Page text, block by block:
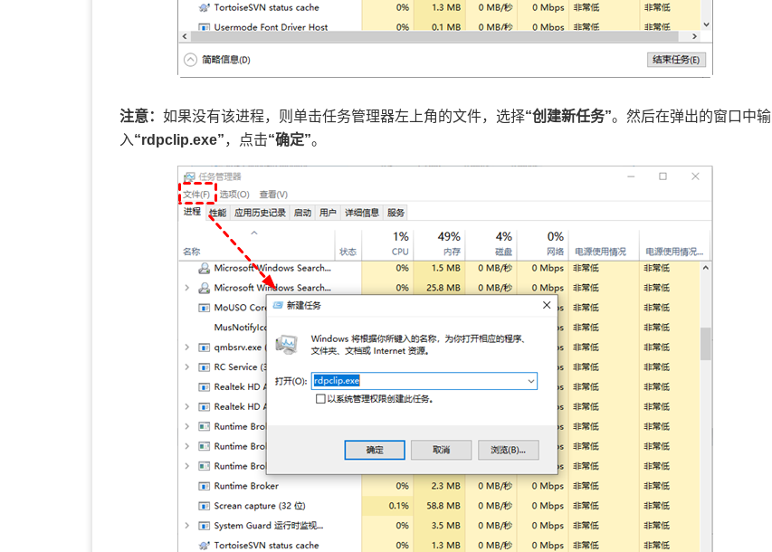
注意： 如果没有该进程，则单击任务管理器左上角的文件，选择“创建新任务”。然后在弹出的窗口中输
入“rdpclip.exe”，点击“确定”。